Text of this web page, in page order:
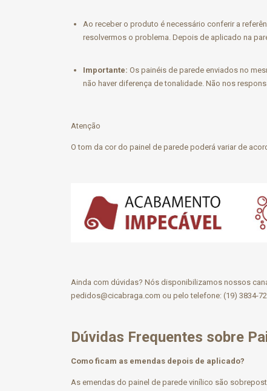
Ao receber o produto é necessário conferir a
resolvermos o problema. Depois de aplicado na
Importante: Os painéis de parede enviados no
não haver diferença de tonalidade. Não nos
Atenção
O tom da cor do painel de parede poderá variar de
Ainda com dúvidas? Nós disponibilizamos nossos
pedidos@cicabraga.com ou pelo telefone: (19) 3834-
Dúvidas Frequentes sobre
Como ficam as emendas depois de aplicado?
As emendas do painel de parede vinílico são